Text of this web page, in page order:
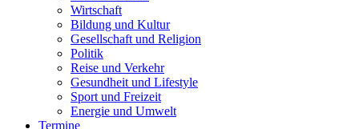
Wirtschaft
Bildung und Kultur
Gesellschaft und Religion
Politik
Reise und Verkehr
Gesundheit und Lifestyle
Sport und Freizeit
Energie und Umwelt
Termine